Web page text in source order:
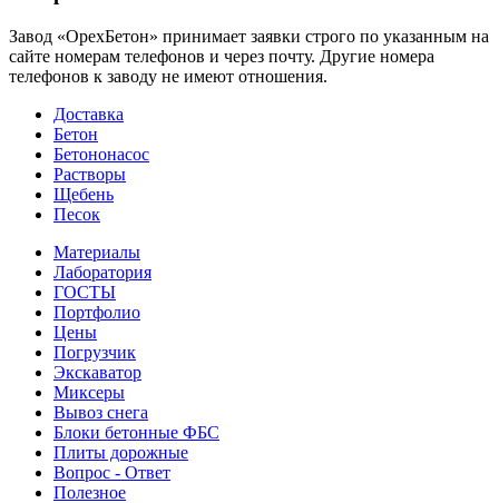
Завод «ОрехБетон» принимает заявки строго по указанным на
сайте номерам телефонов и через почту. Другие номера
телефонов к заводу не имеют отношения.
Доставка
Бетон
Бетононасос
Растворы
Щебень
Песок
Материалы
Лаборатория
ГОСТЫ
Портфолио
Цены
Погрузчик
Экскаватор
Миксеры
Вывоз снега
Блоки бетонные ФБС
Плиты дорожные
Вопрос - Ответ
Полезное